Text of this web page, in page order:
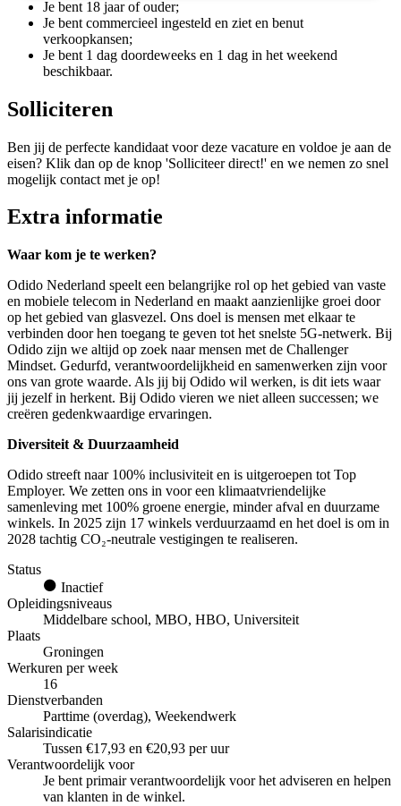
Je bent 18 jaar of ouder;
Je bent commercieel ingesteld en ziet en benut
verkoopkansen;
Je bent 1 dag doordeweeks en 1 dag in het weekend
beschikbaar.
Solliciteren
Ben jij de perfecte kandidaat voor deze vacature en voldoe je aan de
eisen? Klik dan op de knop 'Solliciteer direct!' en we nemen zo snel
mogelijk contact met je op!
Extra informatie
Waar kom je te werken?
Odido Nederland speelt een belangrijke rol op het gebied van vaste
en mobiele telecom in Nederland en maakt aanzienlijke groei door
op het gebied van glasvezel. Ons doel is mensen met elkaar te
verbinden door hen toegang te geven tot het snelste 5G-netwerk. Bij
Odido zijn we altijd op zoek naar mensen met de Challenger
Mindset. Gedurfd, verantwoordelijkheid en samenwerken zijn voor
ons van grote waarde. Als jij bij Odido wil werken, is dit iets waar
jij jezelf in herkent. Bij Odido vieren we niet alleen successen; we
creëren gedenkwaardige ervaringen.
Diversiteit & Duurzaamheid
Odido streeft naar 100% inclusiviteit en is uitgeroepen tot Top
Employer. We zetten ons in voor een klimaatvriendelijke
samenleving met 100% groene energie, minder afval en duurzame
winkels. In 2025 zijn 17 winkels verduurzaamd en het doel is om in
2028 tachtig CO₂-neutrale vestigingen te realiseren.
Status
Inactief
Opleidingsniveaus
Middelbare school, MBO, HBO, Universiteit
Plaats
Groningen
Werkuren per week
16
Dienstverbanden
Parttime (overdag), Weekendwerk
Salarisindicatie
Tussen €17,93 en €20,93 per uur
Verantwoordelijk voor
Je bent primair verantwoordelijk voor het adviseren en helpen
van klanten in de winkel.